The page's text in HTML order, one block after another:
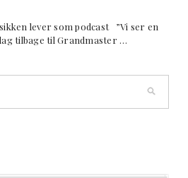
lever som podcast ”Vi ser en
tilbage til Grandmaster …